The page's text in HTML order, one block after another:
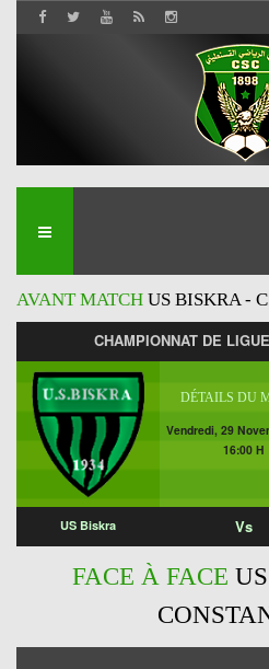
AVANT MATCH US BISKRA -
CHAMPIONNAT DE
DÉTAILS DU
Vendredi, 29
16:00 H
US Biskra Vs
FACE À FACE